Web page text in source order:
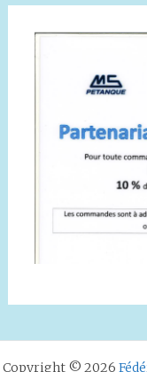
Copyright © 2026